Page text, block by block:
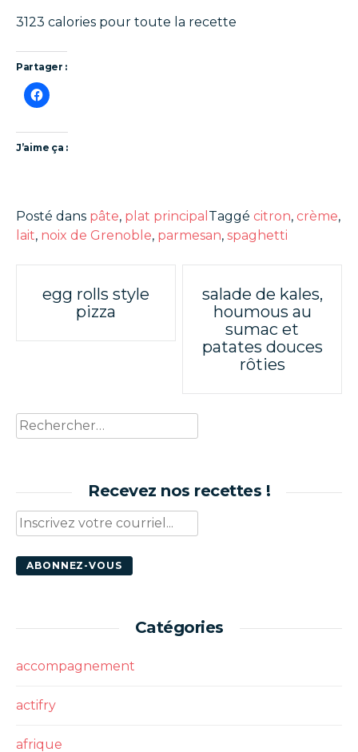
3123 calories pour toute la recette
Partager :
J’aime ça :
Posté dans pâte, plat principal Taggé citron, crème,
lait, noix de Grenoble, parmesan, spaghetti
Poste
navigation
egg rolls style
pizza
salade de kales,
houmous au
sumac et
patates douces
rôties
Rechercher :
Recevez nos recettes !
Catégories
accompagnement
actifry
afrique